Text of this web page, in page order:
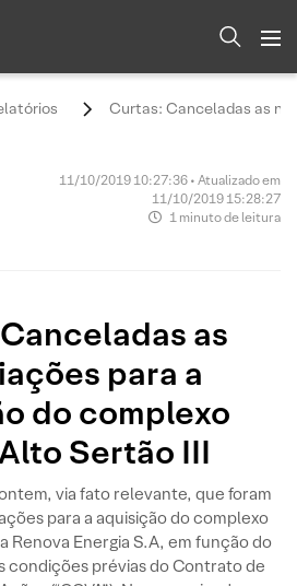
Curtas: Canceladas as
11/10/2019 10:27:36 • Atualizado em
11/10/2019 15:28:27
1 minuto de leitura
as
para a
do complexo
Sertão III
via fato relevante, que foram
para a aquisição do complexo
Renova Energia S.A, em função do
condições prévias do Contrato de